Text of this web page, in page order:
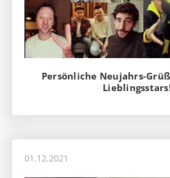
Persönliche Neujahrs-
01.12.2021